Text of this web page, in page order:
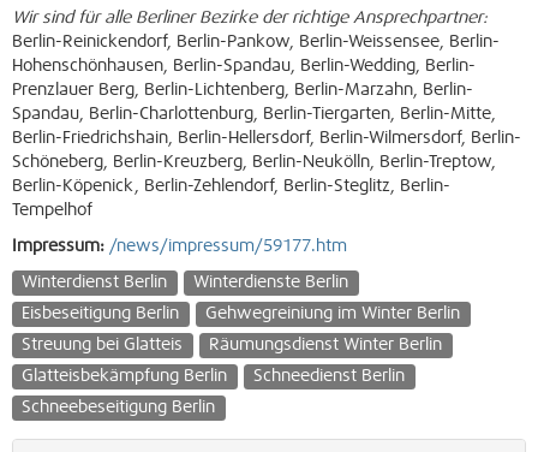
Wir sind für alle Berliner Bezirke der richtige Ansprechpartner:
Berlin-Reinickendorf, Berlin-Pankow, Berlin-Weissensee, Berlin-
Hohenschönhausen, Berlin-Spandau, Berlin-Wedding, Berlin-
Prenzlauer Berg, Berlin-Lichtenberg, Berlin-Marzahn, Berlin-
Spandau, Berlin-Charlottenburg, Berlin-Tiergarten, Berlin-Mitte,
Berlin-Friedrichshain, Berlin-Hellersdorf, Berlin-Wilmersdorf, Berlin-
Schöneberg, Berlin-Kreuzberg, Berlin-Neukölln, Berlin-Treptow,
Berlin-Köpenick, Berlin-Zehlendorf, Berlin-Steglitz, Berlin-
Tempelhof
Impressum: /news/impressum/59177.htm
Winterdienst Berlin
Winterdienste Berlin
Eisbeseitigung Berlin
Gehwegreiniung im Winter Berlin
Streuung bei Glatteis
Räumungsdienst Winter Berlin
Glatteisbekämpfung Berlin
Schneedienst Berlin
Schneebeseitigung Berlin